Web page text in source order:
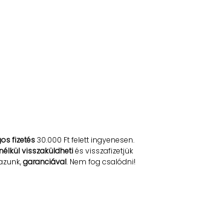
fizetés30.000 Ft felett ingyenesen.
visszaküldhetiés visszafizetjük
garanciával. Nem fog csalódni!